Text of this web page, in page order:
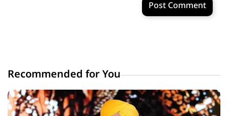
Post Comment
Recommended for You